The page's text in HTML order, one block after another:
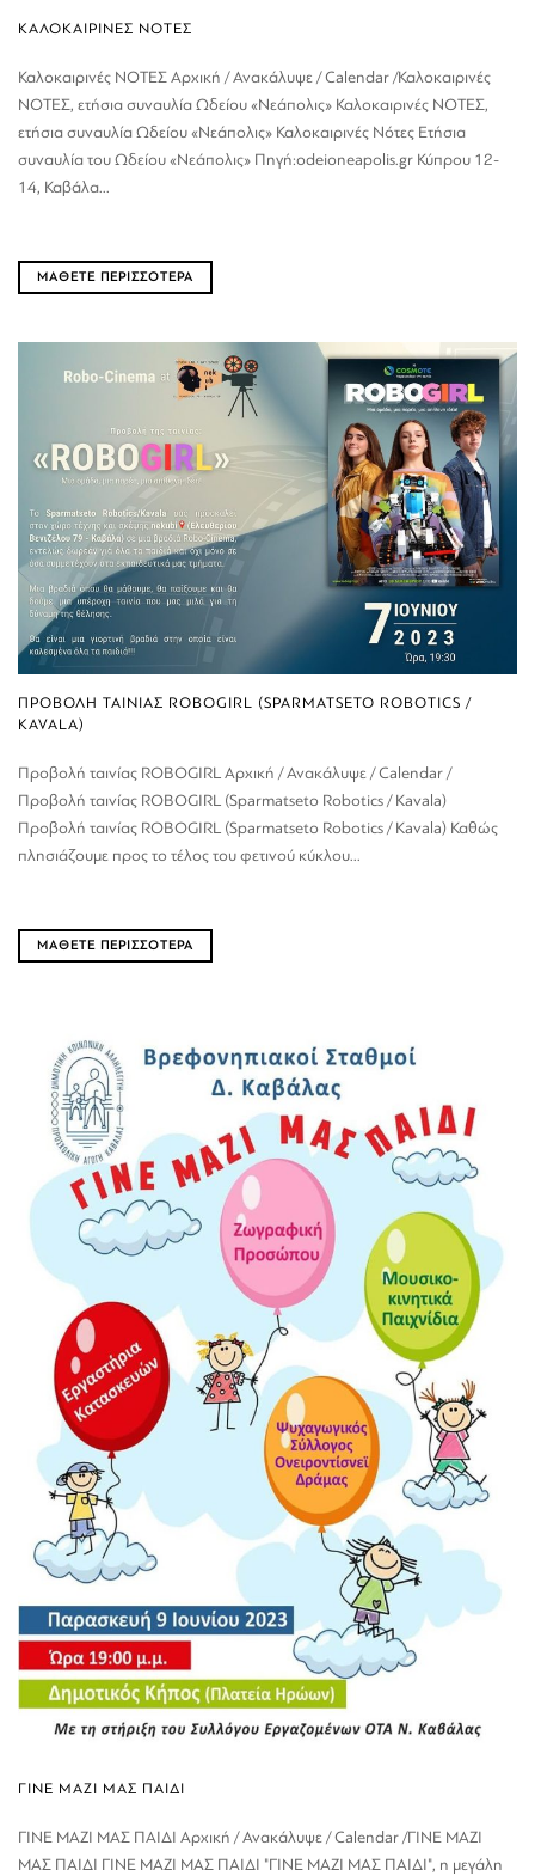
ΚΑΛΟΚΑΙΡΙΝΕΣ ΝΟΤΕΣ
Καλοκαιρινές ΝΟΤΕΣ Αρχική / Ανακάλυψε / Calendar /Καλοκαιρινές
ΝΟΤΕΣ, ετήσια συναυλία Ωδείου «Νεάπολις» Καλοκαιρινές ΝΟΤΕΣ,
ετήσια συναυλία Ωδείου «Νεάπολις» Καλοκαιρινές Νότες Ετήσια
συναυλία του Ωδείου «Νεάπολις» Πηγή:odeioneapolis.gr Κύπρου 12-
14, Καβάλα...
ΜΑΘΕΤΕ ΠΕΡΙΣΣΟΤΕΡΑ
ΠΡΟΒΟΛΗ ΤΑΙΝΙΑΣ ROBOGIRL (SPARMATSETO ROBOTICS /
KAVALA)
Προβολή ταινίας ROBOGIRL Αρχική / Ανακάλυψε / Calendar /
Προβολή ταινίας ROBOGIRL (Sparmatseto Robotics / Kavala)
Προβολή ταινίας ROBOGIRL (Sparmatseto Robotics / Kavala) Καθώς
πλησιάζουμε προς το τέλος του φετινού κύκλου...
ΜΑΘΕΤΕ ΠΕΡΙΣΣΟΤΕΡΑ
ΓΙΝΕ ΜΑΖΙ ΜΑΣ ΠΑΙΔΙ
ΓΙΝΕ ΜΑΖΙ ΜΑΣ ΠΑΙΔΙ Αρχική / Ανακάλυψε / Calendar /ΓΙΝΕ ΜΑΖΙ
ΜΑΣ ΠΑΙΔΙ ΓΙΝΕ ΜΑΖΙ ΜΑΣ ΠΑΙΔΙ "ΓΙΝΕ ΜΑΖΙ ΜΑΣ ΠΑΙΔΙ", η μεγάλη